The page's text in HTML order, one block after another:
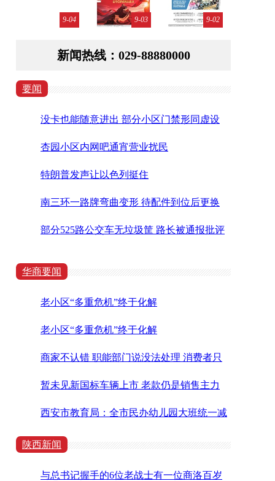
9-04 9-03 9-02
新闻热线：029-88880000
要闻
没卡也能随意进出 部分小区门禁形同虚设
杏园小区内网吧通宵营业扰民
特朗普发声让以色列挺住
南三环一路牌弯曲变形 待配件到位后更换
部分525路公交车无垃圾筐 路长被通报批评
华商要闻
老小区“多重危机”终于化解
老小区“多重危机”终于化解
商家不认错 职能部门说没法处理 消费者只
能吃哑巴亏吗？
暂未见新国标车辆上市 老款仍是销售主力
西安市教育局：全市民办幼儿园大班统一减
免130元/月 马上落地执行
陕西新闻
与总书记握手的6位老战士有一位商洛百岁